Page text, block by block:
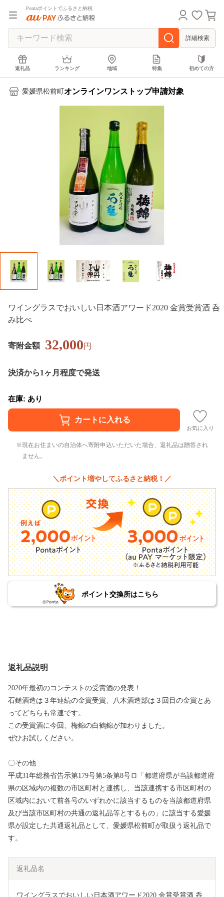
Pontaポイントでふるさと納税
詳細検索
返礼品 ランキング 地域 特集 初めての方
愛媛県松前町 オンラインワンストップ申請対象
ワイングラスでおいしい日本酒アワード2020 金賞受賞酒 呑
み比べ
寄附金額 32,000円
決済から1ヶ月程度で発送
在庫: あり
お気に入り
現在お住まいの自治体へ寄附申込いただいた場合、返礼品は贈答され
ません。
＼ポイント増やしてふるさと納税！／
ポイント交換所はこちら
返礼品説明
2020年最初のコンテストの受賞酒の発表！
石鎚酒造は３年連続の金賞受賞、八木酒造部は３回目の金賞とあ
ってどちらも常連です。
この受賞酒に今回、梅錦の白鶴錦が加わりました。
ぜひお試しください。
〇その他
平成31年総務省告示第179号第5条第8号ロ「都道府県が当該都道府
県の区域内の複数の市区町村と連携し、当該連携する市区町村の
区域内において前各号のいずれかに該当するものを当該都道府県
及び当該市区町村の共通の返礼品等とするもの」に該当する愛媛
県が設定した共通返礼品として、愛媛県松前町が取扱う返礼品で
す。
返礼品名
ワイングラスでおいしい日本酒アワード2020 金賞受賞酒 呑